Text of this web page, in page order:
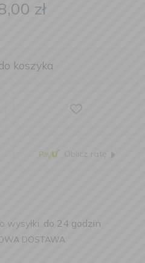
zł
koszyka
wysyłki: do 24 godzin
DOSTAWA